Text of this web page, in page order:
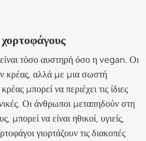
τόσο αυστηρή όσο η vegan. Οι
κρέας, αλλά με μια σωστή
μπορεί να περιέχει τις ίδιες
Οι άνθρωποι μεταπηδούν στη
μπορεί να είναι ηθικοί, υγιείς,
γιορτάζουν τις διακοπές